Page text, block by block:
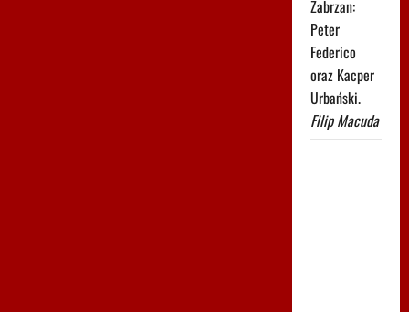
Zabrzan:
Peter
Federico
oraz Kacper
Urbański.
Filip Macuda